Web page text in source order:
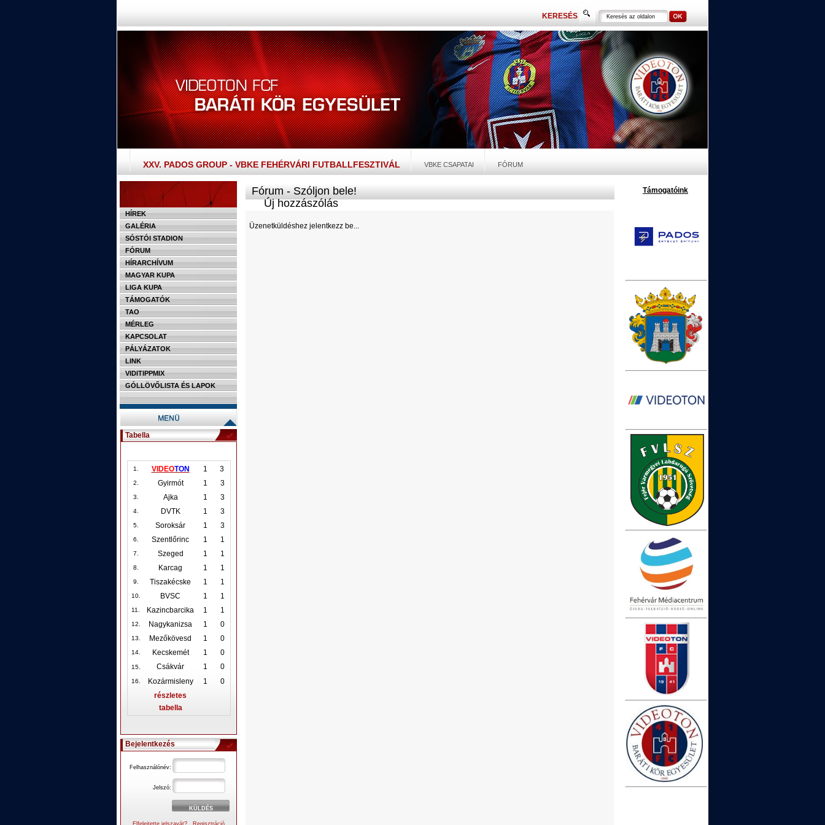
KERESÉS
XXV. PADOS GROUP - VBKE FEHÉRVÁRI FUTBALLFESZTIVÁL VBKE CSAPATAI FÓRUM
HÍREK
GALÉRIA
SÓSTÓI STADION
FÓRUM
HÍRARCHÍVUM
MAGYAR KUPA
LIGA KUPA
TÁMOGATÓK
TAO
MÉRLEG
KAPCSOLAT
PÁLYÁZATOK
LINK
VIDITIPPMIX
GÓLLÖVŐLISTA ÉS LAPOK
Tabella
1. VIDEOTON 1 3
2. Gyirmót 1 3
3. Ajka 1 3
4. DVTK 1 3
5. Soroksár 1 3
6. Szentlőrinc 1 1
7. Szeged 1 1
8. Karcag 1 1
9. Tiszakécske 1 1
10. BVSC 1 1
11. Kazincbarcika 1 1
12. Nagykanizsa 1 0
13. Mezőkövesd 1 0
14. Kecskemét 1 0
15. Csákvár 1 0
16. Kozármisleny 1
0
részletes
tabella
Bejelentkezés
Felhasználónév:
Jelszó:
Elfelejtette jelszavát? Regisztráció
Fórum - Szóljon bele!
Új hozzászólás
Üzenetküldéshez jelentkezz be...
Támogatóink